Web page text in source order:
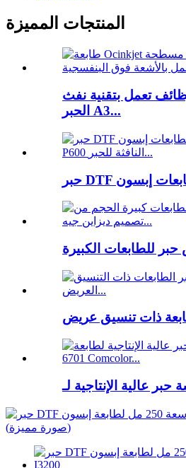
المنتجات المميزة
تعمل بتقنية نفث
الحبر A3...